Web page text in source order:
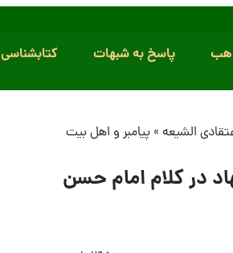
پاسخ به شبهات کتابشناسی
الشیعه »پیامبر و اهل بیت
در کلام امام حسن